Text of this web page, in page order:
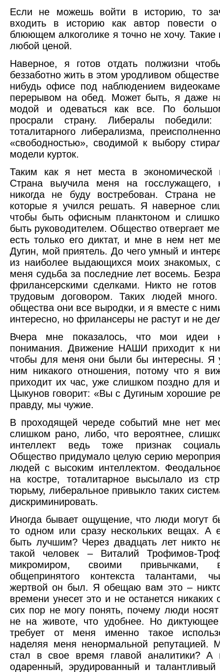
Если не можешь войти в историю, то
входить в историю как автор повести
блюющем алкоголике я точно не хочу.
любой ценой.
Наверное, я готов отдать полжизни
беззаботно жить в этом уродливом
нибудь офисе под наблюдением
перерывом на обед. Может быть, я даже
модой и одеваться как все. По
просрали страну. Либералы победили:
тоталитарного либерализма,
«свободностью», сводимой к выбору
модели курток.
Таким как я нет места в экономической
Страна выучила меня на госслужащего,
никогда не буду востребован. Страна
которые я учился решать. Я наверное
чтобы быть офисным планктоном и
быть руководителем. Общество отвергает
есть только его диктат, и мне в нем нет
Дугин, мой приятель. До чего умный и
из наиболее выдающихся моих знакомых,
меня судьба за последние лет восемь.
фрилансерскими сделками. Никто не
трудовым договором. Таких людей
общества они все выродки, и я вместе с
интересно, но фрилансеры не растут и не
Вчера мне показалось, что мои идеи
понимания. Движение НАШИ приходит к
чтобы для меня они были бы интересны. Я
ним никакого отношения, потому что я
приходит их час, уже слишком поздно для
Цыкунов говорит: «Вы с Дугиным хорошие
правду, мы чужие.
В проходящей череде событий мне нет
слишком рано, либо, что вероятнее,
интеллект ведь тоже признак
Общество придумало целую серию
людей с высоким интеллектом.
на костре, тоталитарное высылало из
тюрьму, либеральное привыкло таких
дискриминировать.
Иногда бывает ощущение, что люди могут
то одном или сразу нескольких вещах.
быть лучшим? Через двадцать лет никто
такой человек – Виталий Трофимов-
микромиром, своими привычками,
общепринятого контекста талантами,
жертвой он был. Я обещаю вам это –
времени унесет это и не останется
сих пор не могу понять, почему люди
не на животе, что удобнее. Но
требует от меня именно такое
наделяя меня ненормальной репутацией.
стал в свое время главой аналитики?
одаренный, эрудированный и